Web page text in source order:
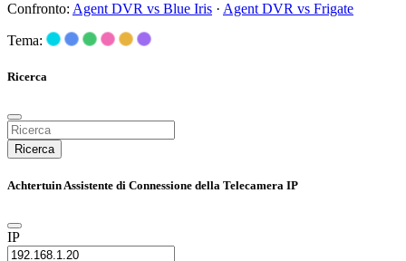
Confronto: Agent DVR vs Blue Iris · Agent DVR vs Frigate
Tema:
Ricerca
Ricerca
Achtertuin Assistente di Connessione della Telecamera IP
IP